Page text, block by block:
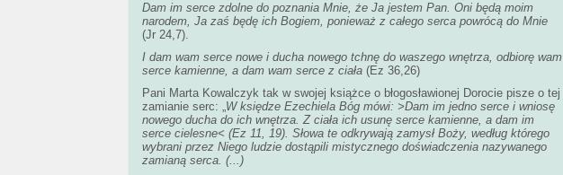
Dam im serce zdolne do poznania Mnie, że Ja jestem Pan. Oni będą moim
narodem, Ja zaś będę ich Bogiem, ponieważ z całego serca powrócą do Mnie
(Jr 24,7).
I dam wam serce nowe i ducha nowego tchnę do waszego wnętrza, odbiorę wam
serce kamienne, a dam wam serce z ciała (Ez 36,26)
Pani Marta Kowalczyk tak w swojej książce o błogosławionej Dorocie pisze o tej
zamianie serc: „W księdze Ezechiela Bóg mówi: >Dam im jedno serce i wniosę
nowego ducha do ich wnętrza. Z ciała ich usunę serce kamienne, a dam im
serce cielesne< (Ez 11, 19). Słowa te odkrywają zamysł Boży, według którego
wybrani przez Niego ludzie dostąpili mistycznego doświadczenia nazywanego
zamianą serca. (...)